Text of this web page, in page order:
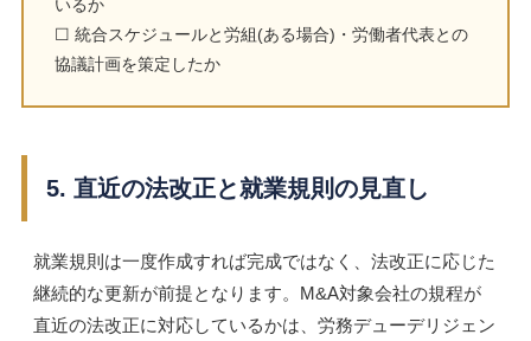
いるか
☐ 統合スケジュールと労組(ある場合)・労働者代表との
協議計画を策定したか
5. 直近の法改正と就業規則の見直し
就業規則は一度作成すれば完成ではなく、法改正に応じた
継続的な更新が前提となります。M&A対象会社の規程が
直近の法改正に対応しているかは、労務デューデリジェン